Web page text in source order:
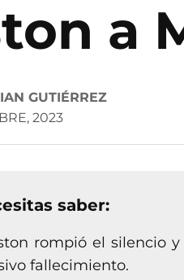
a
GUTIÉRREZ
2023
saber:
rompió el silencio
fallecimiento.